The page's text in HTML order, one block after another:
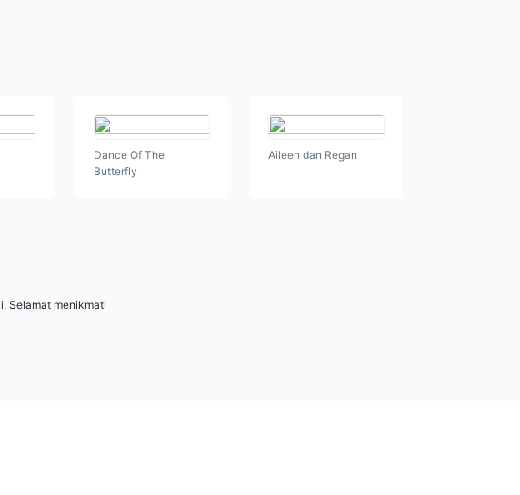
Dance Of The
Butterfly
Aileen dan Regan
Selamat menikmati